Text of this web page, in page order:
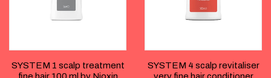
SYSTEM 1 scalp treatment
SYSTEM 4 scalp revitaliser